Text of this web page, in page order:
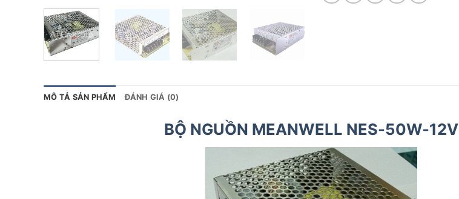
MÔ TẢ SẢN PHẨM ĐÁNH GIÁ (0)
BỘ NGUỒN MEANWELL NES-50W-12V